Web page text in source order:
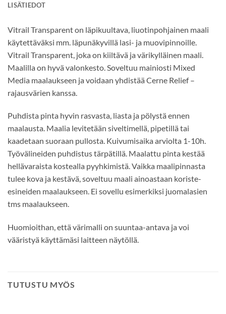
LISÄTIEDOT
Vitrail Transparent on läpikuultava, liuotinpohjainen maali
käytettäväksi mm. läpunäkyvillä lasi- ja muovipinnoille.
Vitrail Transparent, joka on kiiltävä ja värikylläinen maali.
Maalilla on hyvä valonkesto. Soveltuu mainiosti Mixed
Media maalaukseen ja voidaan yhdistää Cerne Relief –
rajausvärien kanssa.
Puhdista pinta hyvin rasvasta, liasta ja pölystä ennen
maalausta. Maalia levitetään siveltimellä, pipetillä tai
kaadetaan suoraan pullosta. Kuivumisaika arviolta 1-10h.
Työvälineiden puhdistus tärpätillä. Maalattu pinta kestää
hellävaraista kostealla pyyhkimistä. Vaikka maalipinnasta
tulee kova ja kestävä, soveltuu maali ainoastaan koriste-
esineiden maalaukseen. Ei sovellu esimerkiksi juomalasien
tms maalaukseen.
Huomioithan, että värimalli on suuntaa-antava ja voi
vääristyä käyttämäsi laitteen näytöllä.
TUTUSTU MYÖS